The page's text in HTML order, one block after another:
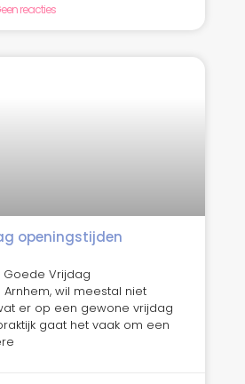
reacties
openingstijden
Goede Vrijdag
wil meestal niet
er op een gewone vrijdag
gaat het vaak om een